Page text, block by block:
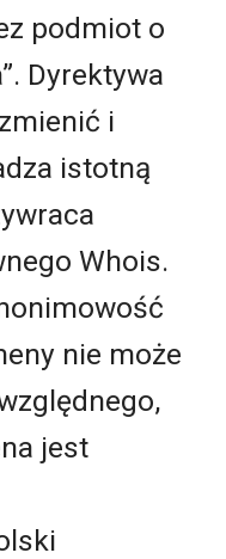
podmiot o
Dyrektywa
i
istotną
Whois.
nie może
jest